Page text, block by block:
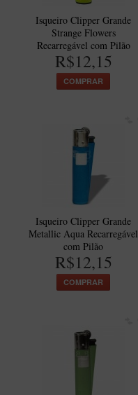
Suporte para 2 Cachimbos
Suporte Redondo
Suporte Retangular
Cachimbos com Anel
Cachimbos Mini
Elite Polido
Giovanni Encerado
Itália Encerado
Maestro Nacional
Caboclo - 7 Voltas
Cachimbeco
Isqueiro Clipper Grande
Strange Flowers
Recarregável com Pilão
R$12,15
COMPRAR
Isqueiro Clipper Grande
Metallic Aqua Recarregável
com Pilão
R$12,15
COMPRAR